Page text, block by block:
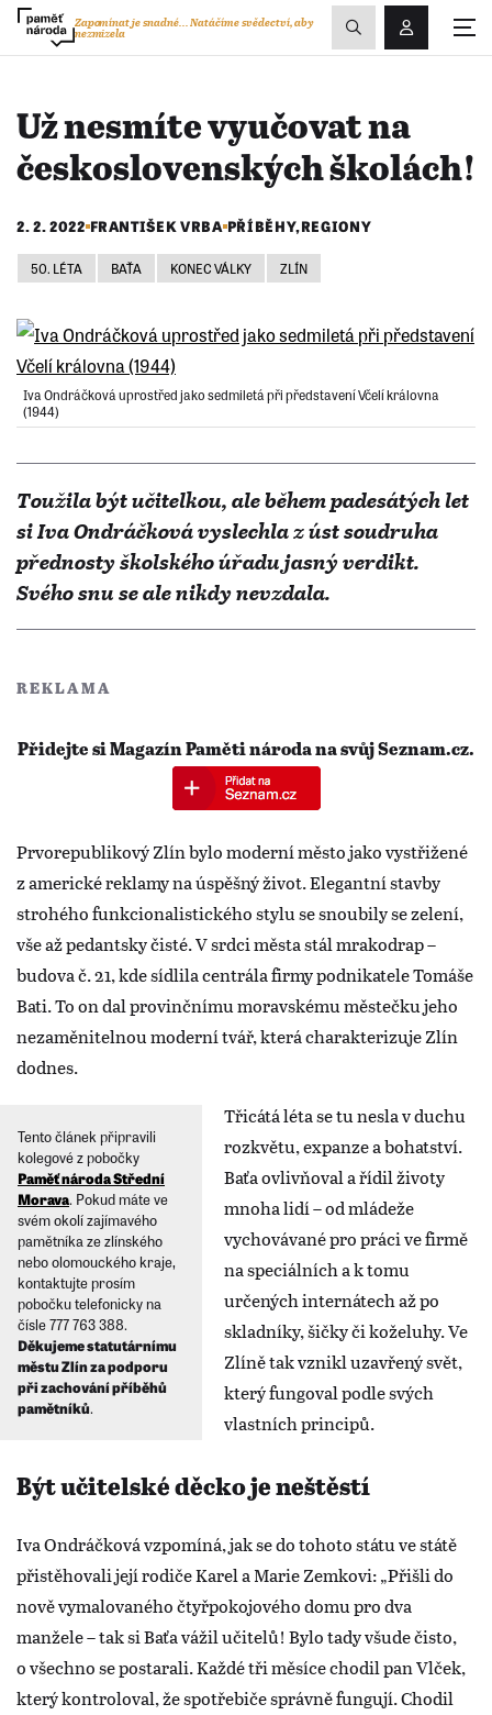
Přihlášení/
Zapomínat je snadné...Natáčíme svědectví, aby
nezmizela
Zobrazit
vyhledávání
Už nesmíte vyučovat na
československých školách!
2. 2. 2022 FRANTIŠEK VRBA PŘÍBĚHY,REGIONY
50. LÉTA BAŤA KONEC VÁLKY ZLÍN
Iva Ondráčková uprostřed jako sedmiletá při představení Včelí královna
(1944)
Toužila být učitelkou, ale během padesátých let
si Iva Ondráčková vyslechla z úst soudruha
přednosty školského úřadu jasný verdikt.
Svého snu se ale nikdy nevzdala.
REKLAMA
Přidejte si Magazín Paměti národa na svůj Seznam.cz.
Prvorepublikový Zlín bylo moderní město jako vystřižené
z americké reklamy na úspěšný život. Elegantní stavby
strohého funkcionalistického stylu se snoubily se zelení,
vše až pedantsky čisté. V srdci města stál mrakodrap –
budova č. 21, kde sídlila centrála firmy podnikatele Tomáše
Bati. To on dal provinčnímu moravskému městečku jeho
nezaměnitelnou moderní tvář, která charakterizuje Zlín
dodnes.
Tento článek připravili
kolegové z pobočky
Paměť národa Střední
Morava. Pokud máte ve
svém okolí zajímavého
pamětníka ze zlínského
nebo olomouckého kraje,
kontaktujte prosím
pobočku telefonicky na
čísle 777 763 388.
Děkujeme statutárnímu
městu Zlín za podporu
při zachování příběhů
pamětníků.
Třicátá léta se tu nesla v duchu
rozkvětu, expanze a bohatství.
Baťa ovlivňoval a řídil životy
mnoha lidí – od mládeže
vychovávané pro práci ve firmě
na speciálních a k tomu
určených internátech až po
skladníky, šičky či koželuhy. Ve
Zlíně tak vznikl uzavřený svět,
který fungoval podle svých
vlastních principů.
Být učitelské děcko je neštěstí
Iva Ondráčková vzpomíná, jak se do tohoto státu ve státě
přistěhovali její rodiče Karel a Marie Zemkovi: „Přišli do
nově vymalovaného čtyřpokojového domu pro dva
manžele – tak si Baťa vážil učitelů! Bylo tady všude čisto,
o všechno se postarali. Každé tři měsíce chodil pan Vlček,
který kontroloval, že spotřebiče správně fungují. Chodil